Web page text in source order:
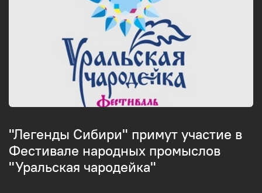
"Легенды Сибири" примут участие в
Фестивале народных промыслов
"Уральская чародейка"